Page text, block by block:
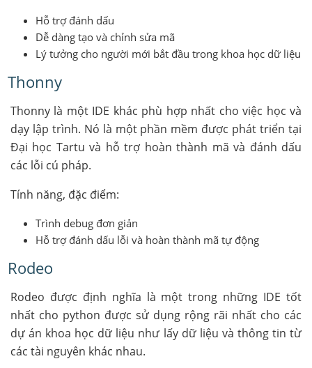
Hỗ trợ đánh dấu
Dễ dàng tạo và chỉnh sửa mã
Lý tưởng cho người mới bắt đầu trong khoa học dữ liệu
Thonny
Thonny là một IDE khác phù hợp nhất cho việc học và
dạy lập trình. Nó là một phần mềm được phát triển tại
Đại học Tartu và hỗ trợ hoàn thành mã và đánh dấu
các lỗi cú pháp.
Tính năng, đặc điểm:
Trình debug đơn giản
Hỗ trợ đánh dấu lỗi và hoàn thành mã tự động
Rodeo
Rodeo được định nghĩa là một trong những IDE tốt
nhất cho python được sử dụng rộng rãi nhất cho các
dự án khoa học dữ liệu như lấy dữ liệu và thông tin từ
các tài nguyên khác nhau.